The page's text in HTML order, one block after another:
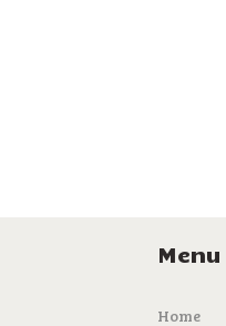
Menu
Home